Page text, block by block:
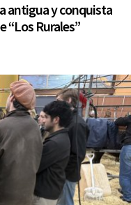
antigua y conquista
“Los Rurales”